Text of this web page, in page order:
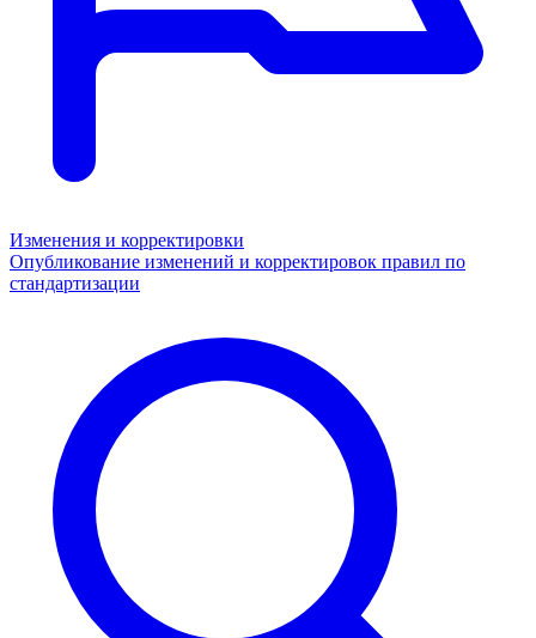
Изменения и корректировки
Опубликование изменений и корректировок правил по
стандартизации